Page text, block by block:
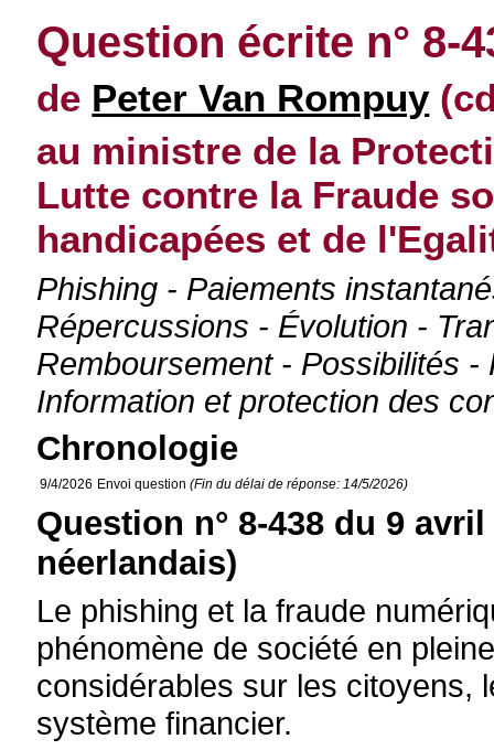
Question écrite n° 8-
de Peter Van Rompuy
au ministre de la
Lutte contre la Fraude
handicapées et de
Phishing - Paiements
Répercussions - Évolution -
Remboursement - Possibilités
Information et protection des
Chronologie
9/4/2026 Envoi question(Fin du délai de réponse: 14/5/2026)
Question n° 8-438 du 9
néerlandais)
Le phishing et la fraude
phénomène de société en
considérables sur les citoyens,
système financier.